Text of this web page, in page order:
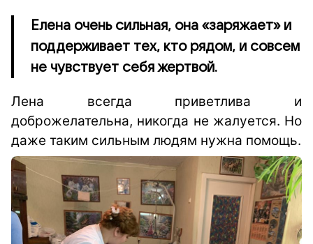
Елена очень сильная, она «заряжает» и
поддерживает тех, кто рядом, и совсем
не чувствует себя жертвой.
Лена всегда приветлива и
доброжелательна, никогда не жалуется. Но
даже таким сильным людям нужна помощь.